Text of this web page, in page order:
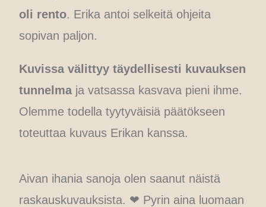
oli rento. Erika antoi selkeitä ohjeita
sopivan paljon.
Kuvissa välittyy täydellisesti kuvauksen
tunnelma ja vatsassa kasvava pieni ihme.
Olemme todella tyytyväisiä päätökseen
toteuttaa kuvaus Erikan kanssa.
Aivan ihania sanoja olen saanut näistä
raskauskuvauksista. ❤︎ Pyrin aina luomaan